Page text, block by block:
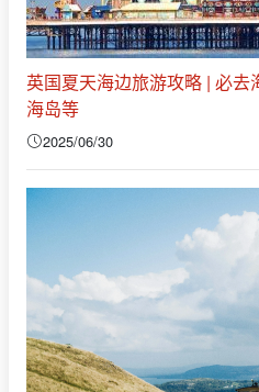
英国夏天海边旅游攻略 | 必
海岛等
2025/06/30